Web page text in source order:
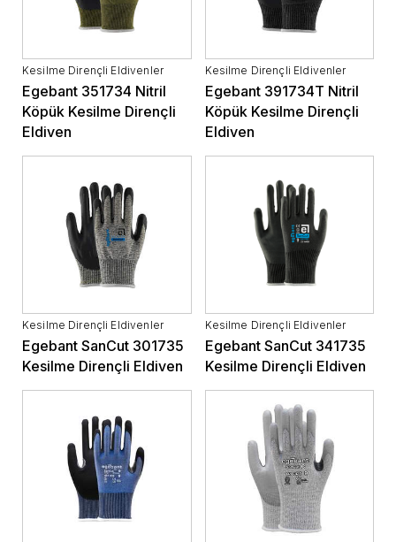
Kesilme Dirençli Eldivenler
Egebant 351734 Nitril
Köpük Kesilme Dirençli
Eldiven
Kesilme Dirençli Eldivenler
Egebant 391734T Nitril
Köpük Kesilme Dirençli
Eldiven
Kesilme Dirençli Eldivenler
Egebant SanCut 301735
Kesilme Dirençli Eldiven
Kesilme Dirençli Eldivenler
Egebant SanCut 341735
Kesilme Dirençli Eldiven